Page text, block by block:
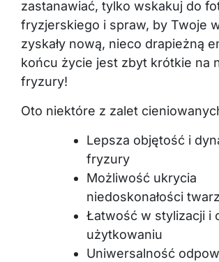
zastanawiać, tylko wskakuj do
fryzjerskiego i spraw, by Twoje
zyskały nową, nieco drapieżną
końcu życie jest zbyt krótkie na
fryzury!
Oto niektóre z zalet
Lepsza objętość i
fryzury
Możliwość ukrycia
niedoskonałości
Łatwość w stylizacji i
użytkowaniu
Uniwersalność